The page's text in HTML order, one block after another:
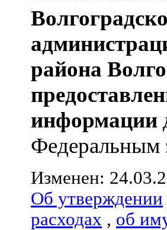
района
информации
Федеральным
Изменен:
Об утверждении
расходах , об